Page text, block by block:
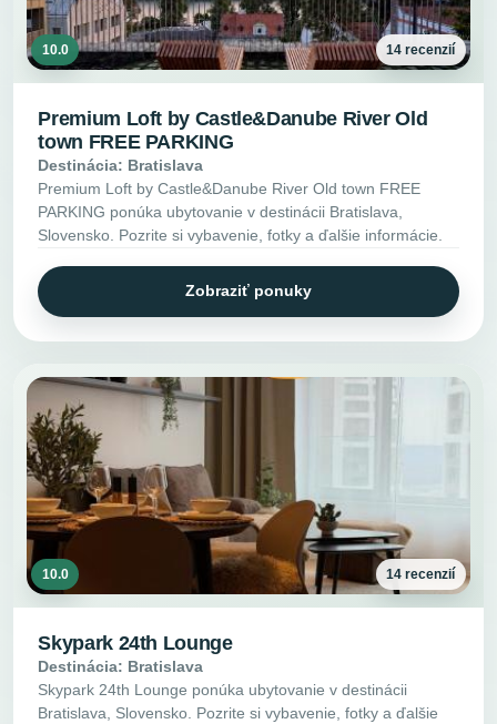
10.0 14 recenzií
Premium Loft by Castle&Danube River Old
town FREE PARKING
Destinácia: Bratislava
Premium Loft by Castle&Danube River Old town FREE
PARKING ponúka ubytovanie v destinácii Bratislava,
Slovensko. Pozrite si vybavenie, fotky a ďalšie informácie.
Zobraziť ponuky
10.0 14 recenzií
Skypark 24th Lounge
Destinácia: Bratislava
Skypark 24th Lounge ponúka ubytovanie v destinácii
Bratislava, Slovensko. Pozrite si vybavenie, fotky a ďalšie